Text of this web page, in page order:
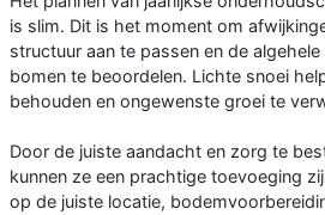
is slim. Dit is het moment om
structuur aan te passen en de
bomen te beoordelen. Lichte snoei
behouden en ongewenste groei te
Door de juiste aandacht en zorg te
kunnen ze een prachtige toevoeging
op de juiste locatie,